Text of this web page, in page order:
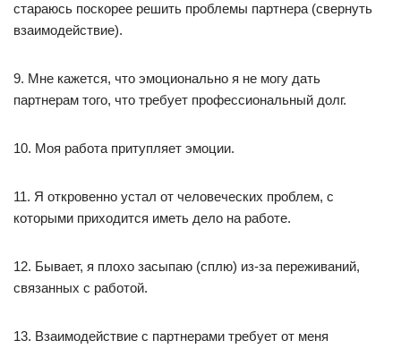
стараюсь поскорее решить проблемы партнера (свернуть
взаимодействие).
9. Мне кажется, что эмоционально я не могу дать
партнерам того, что требует профессиональный долг.
10. Моя работа притупляет эмоции.
11. Я откровенно устал от человеческих проблем, с
которыми приходится иметь дело на работе.
12. Бывает, я плохо засыпаю (сплю) из-за переживаний,
связанных с работой.
13. Взаимодействие с партнерами требует от меня